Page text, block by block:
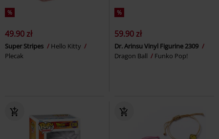
%
49.90 zł
Super Stripes
Hello Kitty
Plecak
%
59.90 zł
Dr. Arinsu Vinyl Figurine 2309
Dragon Ball
Funko Pop!